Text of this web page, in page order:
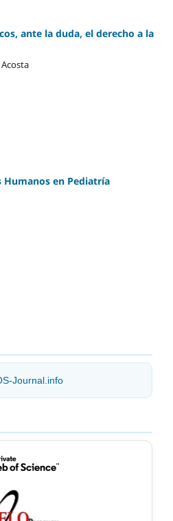
ante la duda, el derecho a la
Humanos en Pediatría